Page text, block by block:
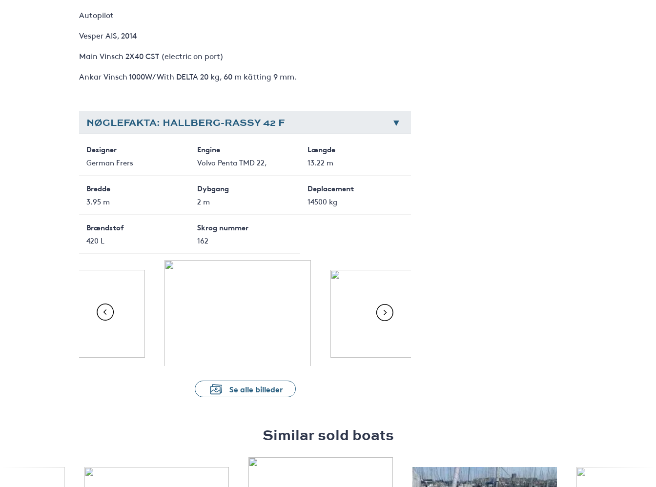
Autopilot
Vesper AIS, 2014
Main Vinsch 2X40 CST (electric on port)
Ankar Vinsch 1000W/ With DELTA 20 kg, 60 m kätting 9 mm.
NØGLEFAKTA: HALLBERG-RASSY 42 F
Designer
German Frers
Engine
Volvo Penta TMD 22,
Længde
13.22 m
Bredde
3.95 m
Dybgang
2 m
Deplacement
14500 kg
Brændstof
420 L
Skrog nummer
162
Se alle billeder
Similar sold boats